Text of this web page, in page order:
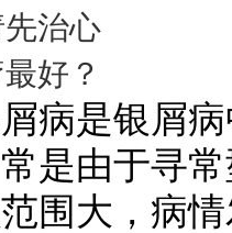
治心
好？
是银屑病
是由于寻
围大，病